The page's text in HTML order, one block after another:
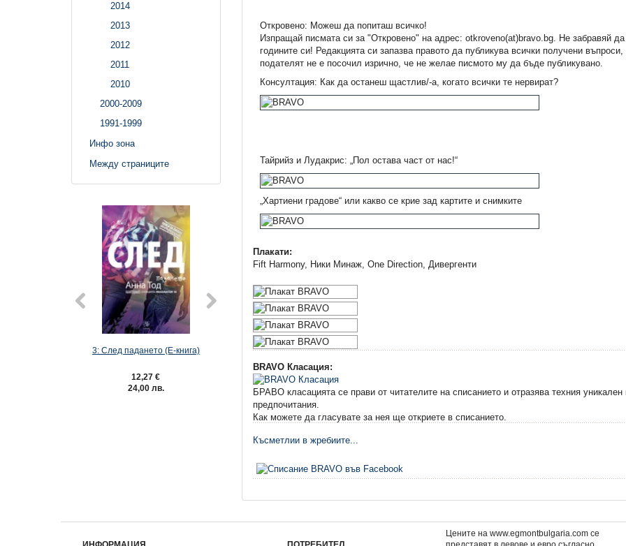
2014
2013
2012
2011
2010
2000-2009
1991-1999
Инфо зона
Между страниците
3: След падането (Е-книга)
12,27 €
24,00 лв.
Швейцария
12,73 €
24,90 лв.
Камбанка и легендата за
Маша и Мечока:
Откровено: Можеш да попиташ всичко!
Изпращай писмата си за "Откровено" на адрес: otkroveno(at)bravo.bg. Не забравяй
годините си! Редакцията си запазва правото да публикува всички получени въпроси,
подателят не е посочил изрично, че не желае писмото му да бъде публикувано.
Консултация: Как да останеш щастлив/-а, когато всички те нервират?
Тайрийз и Лудакрис: „Пол остава част от нас!“
„Хартиени градове“ или какво се крие зад картите и снимките
Плакати:
Fift Harmony, Ники Минаж, One Direction, Дивергенти
BRAVO Класация:
БРАВО класацията се прави от читателите на списанието и отразява техния уникален
предпочитания.
Как можете да гласувате за нея ще откриете в списанието.
Късметлии в жребиите...
Цените на www.egmontbulgaria.com се